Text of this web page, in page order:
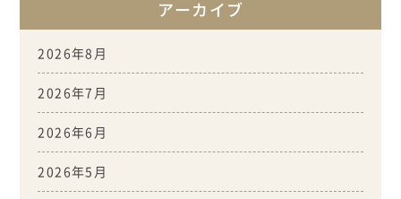
アーカイブ
2026年8月
2026年7月
2026年6月
2026年5月